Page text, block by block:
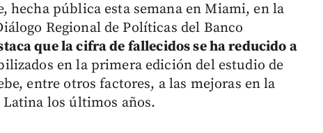
hecha pública esta semana en Miami, en la
Regional de Políticas del Banco
que la cifra de fallecidos se ha reducido a
en la primera edición del estudio de
entre otros factores, a las mejoras en la
los últimos años.